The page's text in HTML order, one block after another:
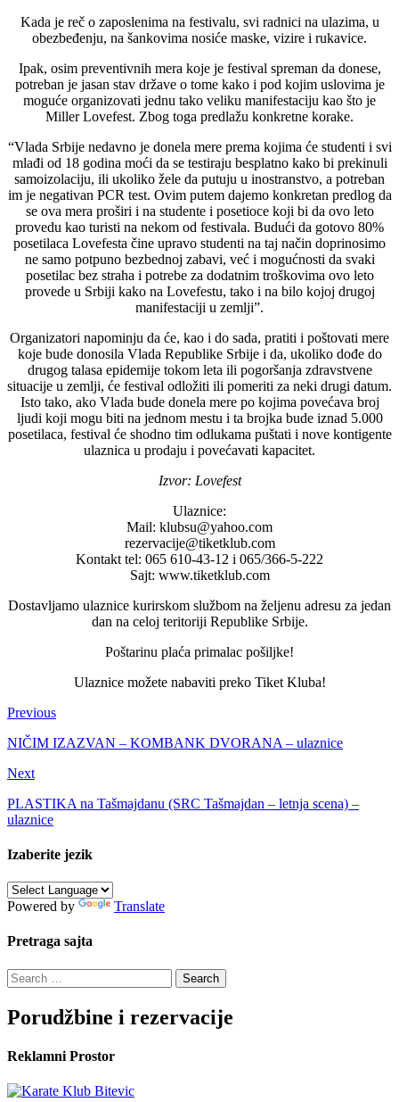
Kada je reč o zaposlenima na festivalu, svi radnici na ulazima, u
obezbeđenju, na šankovima nosiće maske, vizire i rukavice.
Ipak, osim preventivnih mera koje je festival spreman da donese,
potreban je jasan stav države o tome kako i pod kojim uslovima je
moguće organizovati jednu tako veliku manifestaciju kao što je
Miller Lovefest. Zbog toga predlažu konkretne korake.
“Vlada Srbije nedavno je donela mere prema kojima će studenti i svi
mlađi od 18 godina moći da se testiraju besplatno kako bi prekinuli
samoizolaciju, ili ukoliko žele da putuju u inostranstvo, a potreban
im je negativan PCR test. Ovim putem dajemo konkretan predlog da
se ova mera proširi i na studente i posetioce koji bi da ovo leto
provedu kao turisti na nekom od festivala. Budući da gotovo 80%
posetilaca Lovefesta čine upravo studenti na taj način doprinosimo
ne samo potpuno bezbednoj zabavi, već i mogućnosti da svaki
posetilac bez straha i potrebe za dodatnim troškovima ovo leto
provede u Srbiji kako na Lovefestu, tako i na bilo kojoj drugoj
manifestaciji u zemlji”.
Organizatori napominju da će, kao i do sada, pratiti i poštovati mere
koje bude donosila Vlada Republike Srbije i da, ukoliko dođe do
drugog talasa epidemije tokom leta ili pogoršanja zdravstvene
situacije u zemlji, će festival odložiti ili pomeriti za neki drugi datum.
Isto tako, ako Vlada bude donela mere po kojima povećava broj
ljudi koji mogu biti na jednom mestu i ta brojka bude iznad 5.000
posetilaca, festival će shodno tim odlukama puštati i nove kontigente
ulaznica u prodaju i povećavati kapacitet.
Izvor: Lovefest
Ulaznice:
Mail: klubsu@yahoo.com
rezervacije@tiketklub.com
Kontakt tel: 065 610-43-12 i 065/366-5-222
Sajt: www.tiketklub.com
Dostavljamo ulaznice kurirskom službom na željenu adresu za jedan
dan na celoj teritoriji Republike Srbije.
Poštarinu plaća primalac pošiljke!
Ulaznice možete nabaviti preko Tiket Kluba!
Previous
NIČIM IZAZVAN – KOMBANK DVORANA – ulaznice
Next
PLASTIKA na Tašmajdanu (SRC Tašmajdan – letnja scena) –
ulaznice
Izaberite jezik
Powered by Translate
Pretraga sajta
Search
for:
Porudžbine i rezervacije
Reklamni Prostor